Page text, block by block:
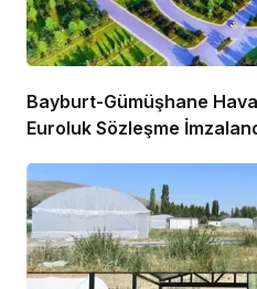
Bayburt-Gümüşhane
Euroluk Sözleşme